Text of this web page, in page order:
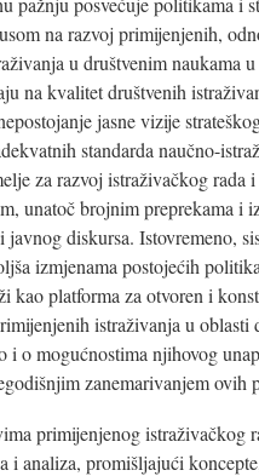
na razvoj primijenjenih,
u društvenim naukama
na kvalitet društvenih
jasne vizije
standarda naučno-
za razvoj istraživačkog rada
unatoč brojnim preprekama i
diskursa. Istovremeno,
izmjenama postojećih
kao platforma za otvoren i
istraživanja u oblasti
o mogućnostima njihovog
zanemarivanjem ovih
primijenjenog istraživačkog
i analiza, promišljajući